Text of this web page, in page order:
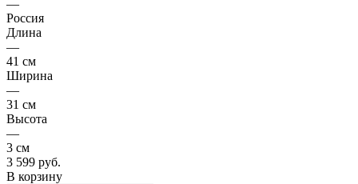
—
Россия
Длина
—
41 см
Ширина
—
31 см
Высота
—
3 см
3 599 руб.
В корзину